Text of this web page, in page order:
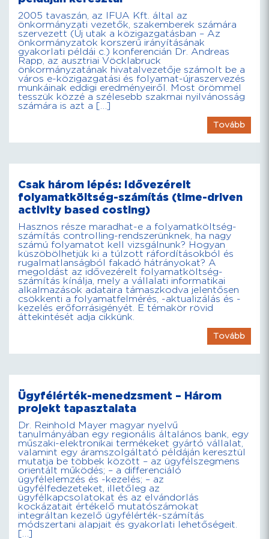
2005 tavaszán, az IFUA Kft. által az
önkormányzati vezetők, szakemberek számára
szervezett (Új utak a közigazgatásban – Az
önkormányzatok korszerű irányításának
gyakorlati példái c.) konferencián Dr. Andreas
Rapp, az ausztriai Vöcklabruck
önkormányzatának hivatalvezetője számolt be a
város e-közigazgatási és folyamat-újraszervezés
munkáinak eddigi eredményeiről. Most örömmel
tesszük közzé a szélesebb szakmai nyilvánosság
számára is azt a […]
Tovább
Csak három lépés: Idővezérelt
folyamatköltség-számítás (time-driven
activity based costing)
Hasznos része maradhat-e a folyamatköltség-
számítás controlling-rendszerünknek, ha nagy
számú folyamatot kell vizsgálnunk? Hogyan
küszöbölhetjük ki a túlzott ráfordításokból és
rugalmatlanságból fakadó hátrányokat? A
megoldást az idővezérelt folyamatköltség-
számítás kínálja, mely a vállalati informatikai
alkalmazások adataira támaszkodva jelentősen
csökkenti a folyamatfelmérés, -aktualizálás és -
kezelés erőforrásigényét. E témakör rövid
áttekintését adja cikkünk.
Tovább
Ügyfélérték-menedzsment – Három
projekt tapasztalata
Dr. Reinhold Mayer magyar nyelvű
tanulmányában egy regionális általános bank, egy
műszaki-elektronikai termékeket gyártó vállalat,
valamint egy áramszolgáltató példáján keresztül
mutatja be többek között – az ügyfélszegmens
orientált működés; – a differenciáló
ügyfélelemzés és -kezelés; – az
ügyfélfedezeteket, illetőleg az
ügyfélkapcsolatokat és az elvándorlás
kockázatait értékelő mutatószámokat
integráltan kezelő ügyfélérték-számítás
módszertani alapjait és gyakorlati lehetőségeit.
[…]